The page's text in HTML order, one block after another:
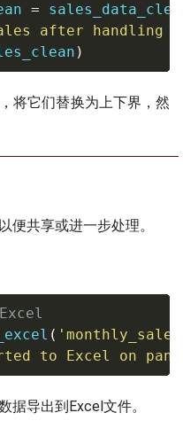
=
after handling
)
将它们替换为上下界，然
便共享或进一步处理。
Excel
(
to Excel on
据导出到Excel文件。